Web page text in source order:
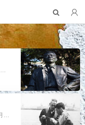
《束星北档案》一书就放在我的案头。书是2005年北京出版的，其中展示了束先生“接受改造”的历程，以及那些历程在他身心上的反映。在没有读到这书之前，许多人对我谈起过这本书，在网上也看到过几篇关于此书和束先生的文章，但是读了...
刘海军的《束星北档案》（作家出版社2005年1月），是一本难得的好书。阅读《束星北档案》，给我带来的振动，不亚于阅读《陈寅恪的最后二十年》，它让我知道了一位性格不寻常的科学家。 从天赋上看，束星北在中国物理学界、科学界...